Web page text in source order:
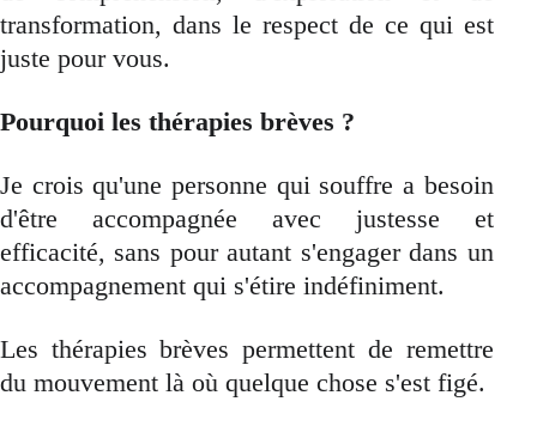
transformation, dans le respect de ce qui est
juste pour vous.
Pourquoi les thérapies brèves ?
Je crois qu'une personne qui souffre a besoin
d'être accompagnée avec justesse et
efficacité, sans pour autant s'engager dans un
accompagnement qui s'étire indéfiniment.
Les thérapies brèves permettent de remettre
du mouvement là où quelque chose s'est figé.